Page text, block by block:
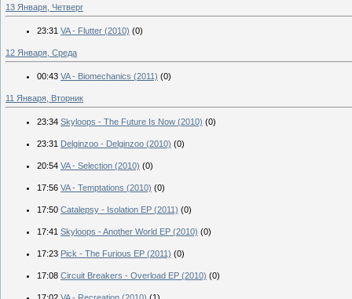
13 Января, Четверг
23:31 VA - Flutter (2010) (0)
12 Января, Среда
00:43 VA - Biomechanics (2011) (0)
11 Января, Вторник
23:34 Skyloops - The Future Is Now (2010) (0)
23:31 Delginzoo - Delginzoo (2010) (0)
20:54 VA - Selection (2010) (0)
17:56 VA - Temptations (2010) (0)
17:50 Catalepsy - Isolation EP (2011) (0)
17:41 Skyloops - Another World EP (2010) (0)
17:23 Pick - The Furious EP (2011) (0)
17:08 Circuit Breakers - Overload EP (2010) (0)